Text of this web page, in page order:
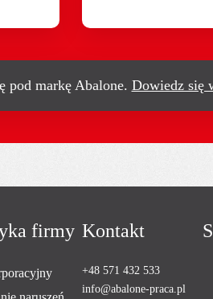
pod markę Abalone. Dowiedz się
firmy Kontakt
+48 571 432 533
info@abalone-praca.pl